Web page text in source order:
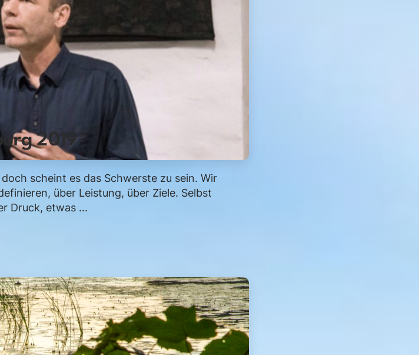
2019
scheint es das Schwerste zu sein. Wir
über Leistung, über Ziele. Selbst
Druck, etwas ...